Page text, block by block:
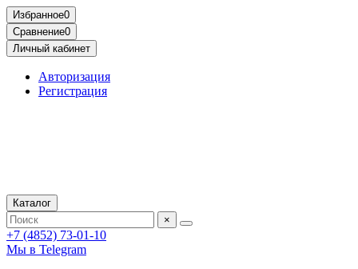
Избранное0
Сравнение0
Личный кабинет
Авторизация
Регистрация
Каталог
×
+7 (4852) 73-01-10
Мы в Telegram